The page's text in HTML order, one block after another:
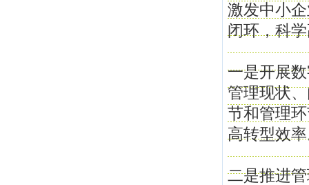
激发中小
闭环，科
一是开展
管理现状
节和管理
高转型效
二是推进